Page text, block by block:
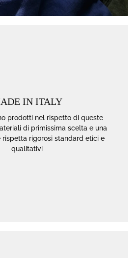
IN ITALY
prodotti nel rispetto di queste
di primissima scelta e una
rispetta rigorosi standard etici e
qualitativi